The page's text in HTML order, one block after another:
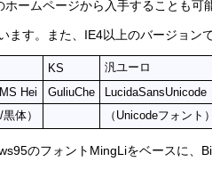
ームページから入手することも可
す。また、IE4以上のバージョン
KS
汎ユーロ
Hei GuliuChe
LucidaSansUnicode
体） （Unicodeフォント）
のフォントMingLiをベースに、